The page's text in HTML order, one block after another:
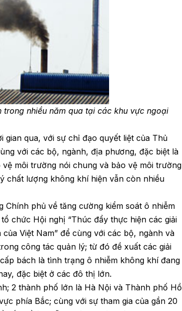
nhiều năm qua tại các khu vực ngoại
qua, với sự chỉ đạo quyết liệt của Thủ
với các bộ, ngành, địa phương, đặc biệt là
môi trường nói chung và bảo vệ môi trường
chất lượng không khí hiện vẫn còn nhiều
phủ về tăng cường kiểm soát ô nhiễm
chức Hội nghị “Thúc đẩy thực hiện các giải
Việt Nam” để cùng với các bộ, ngành và
công tác quản lý; từ đó đề xuất các giải
bách là tình trạng ô nhiễm không khí đang
đặc biệt ở các đô thị lớn.
2 thành phố lớn là Hà Nội và Thành phố Hồ
phía Bắc; cùng với sự tham gia của gần 20